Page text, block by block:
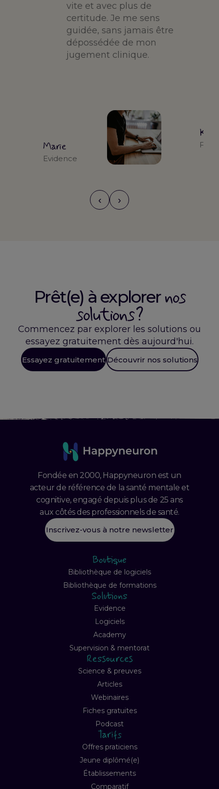
vite et avec plus de
certitude. Je me sens
guidée, sans jamais être
dépossédée de mon
jugement clinique.
Marie
Evidence
‹ ›
Prêt(e) à explorernos
solutions ?
Commencez par explorer les solutions ou
essayez gratuitement dès aujourd'hui.
Essayez gratuitement Découvrir nos solutions
Fondée en 2000, Happyneuron est un
acteur de référence de la santé mentale et
cognitive, engagé depuis plus de 25 ans
aux côtés des professionnels de santé.
Inscrivez-vous à notre newsletter
Boutique
Bibliothèque de logiciels
Bibliothèque de formations
Solutions
Evidence
Logiciels
Academy
Supervision & mentorat
Ressources
Science & preuves
Articles
Webinaires
Fiches gratuites
Podcast
Tarifs
Offres praticiens
Jeune diplômé(e)
Établissements
Comparatif